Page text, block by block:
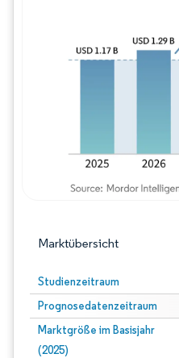
Marktübersicht
Studienzeitraum
Prognosedatenzeitraum
Marktgröße im Basisjahr
(2025)